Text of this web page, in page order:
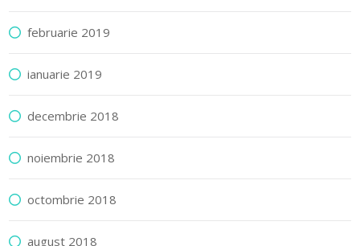
februarie 2019
ianuarie 2019
decembrie 2018
noiembrie 2018
octombrie 2018
august 2018